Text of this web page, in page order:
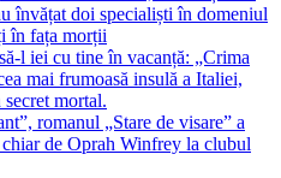
învățat doi specialiști în domeniul
în fața morții
l iei cu tine în vacanță: „Crima
mai frumoasă insulă a Italiei,
mortal.
romanul „Stare de visare” a
de Oprah Winfrey la clubul